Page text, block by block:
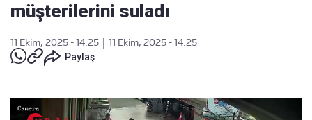
müşterilerini suladı
11 Ekim, 2025 - 14:25
11 Ekim, 2025 - 14:25
Paylaş